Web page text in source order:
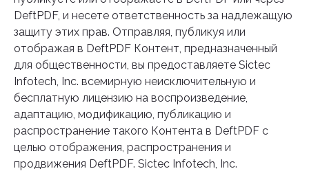
DeftPDF, и несете ответственность за надлежащую
защиту этих прав. Отправляя, публикуя или
отображая в DeftPDF Контент, предназначенный
для общественности, вы предоставляете Sictec
Infotech, Inc. всемирную неисключительную и
бесплатную лицензию на воспроизведение,
адаптацию, модификацию, публикацию и
распространение такого Контента в DeftPDF с
целью отображения, распространения и
продвижения DeftPDF. Sictec Infotech, Inc.